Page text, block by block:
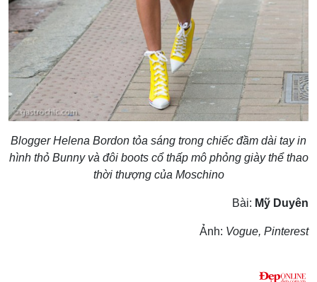
Blogger Helena Bordon tỏa sáng trong chiếc đầm dài tay in
hình thỏ Bunny và đôi boots cổ thấp mô phỏng giày thể thao
thời thượng của Moschino
Bài: Mỹ Duyên
Ảnh: Vogue, Pinterest